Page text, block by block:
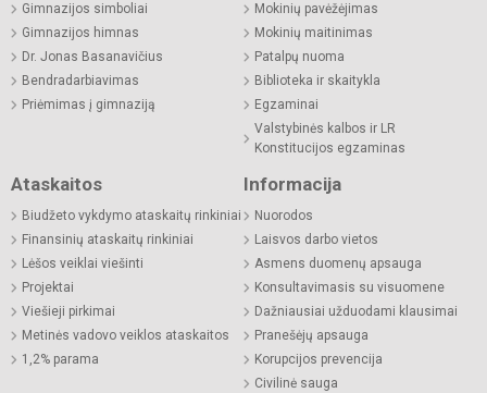
Gimnazijos simboliai
Gimnazijos himnas
Dr. Jonas Basanavičius
Bendradarbiavimas
Priėmimas į gimnaziją
Mokinių pavėžėjimas
Mokinių maitinimas
Patalpų nuoma
Biblioteka ir skaitykla
Egzaminai
Valstybinės kalbos ir LR
Konstitucijos egzaminas
Ataskaitos
Biudžeto vykdymo ataskaitų rinkiniai
Finansinių ataskaitų rinkiniai
Lėšos veiklai viešinti
Projektai
Viešieji pirkimai
Metinės vadovo veiklos ataskaitos
1,2% parama
Informacija
Nuorodos
Laisvos darbo vietos
Asmens duomenų apsauga
Konsultavimasis su visuomene
Dažniausiai užduodami klausimai
Pranešėjų apsauga
Korupcijos prevencija
Civilinė sauga